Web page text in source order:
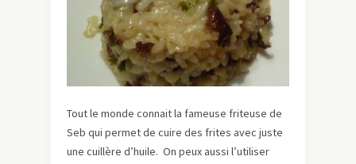
Tout le monde connait la fameuse friteuse de
Seb qui permet de cuire des frites avec juste
une cuillère d’huile. On peux aussi l’utiliser